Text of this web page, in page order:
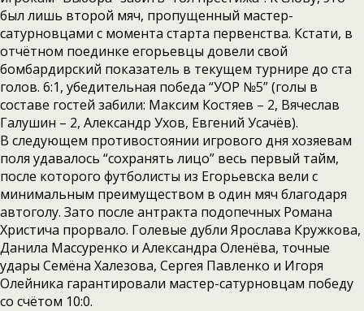
был лишь второй мяч, пропущенный мастер-
сатурновцами с момента старта первенства. Кстати, в
отчётном поединке егорьевцы довели свой
бомбардирский показатель в текущем турнире до ста
голов. 6:1, убедительная победа “УОР №5” (голы в
составе гостей забили: Максим Костяев – 2, Вячеслав
Галушин – 2, Александр Ухов, Евгений Усачёв).
В следующем противостоянии игрового дня хозяевам
поля удавалось “сохранять лицо” весь первый тайм,
после которого футболисты из Егорьевска вели с
минимальным преимуществом в один мяч благодаря
автоголу. Зато после антракта подопечных Романа
Христича прорвало. Голевые дубли Ярослава Кружкова,
Данила Массуренко и Александра Оленёва, точные
удары Семёна Халезова, Сергея Павленко и Игоря
Олейника гарантировали мастер-сатурновцам победу
со счётом 10:0.